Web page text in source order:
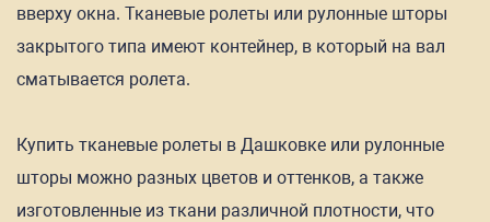
вверху окна. Тканевые ролеты или рулонные шторы
закрытого типа имеют контейнер, в который на вал
сматывается ролета.
Купить тканевые ролеты в Дашковке или рулонные
шторы можно разных цветов и оттенков, а также
изготовленные из ткани различной плотности, что